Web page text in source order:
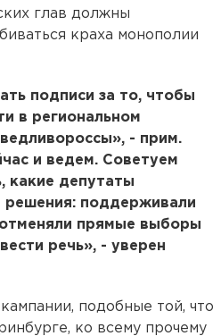
глав должны
краха монополии
подписи за то, чтобы
в региональном
- прим.
и ведем. Советуем
какие депутаты
решения: поддерживали
прямые выборы
речь», - уверен
подобные той, что
ко всему прочему